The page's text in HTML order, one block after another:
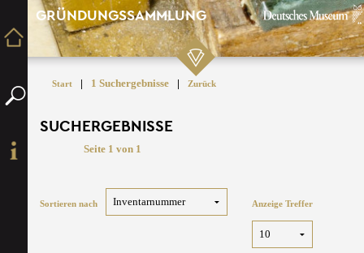
GRÜNDUNGSSAMMLUNG
Start | 1 Suchergebnisse | Zurück
SUCHERGEBNISSE
Seite 1 von 1
Sortieren nach Anzeige Treffer